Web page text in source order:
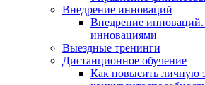
Внедрение инноваций
Внедрение
инновациями
Выездные тренинги
Дистанционное обучение
Как повысить личную